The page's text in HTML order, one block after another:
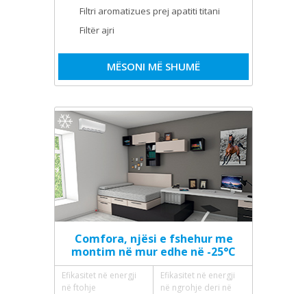
Filtri aromatizues prej apatiti titani
Filtër ajri
MËSONI MË SHUMË
Comfora, njësi e fshehur me
montim në mur edhe në -25°C​
Efikasitet në energji
në ftohje
Efikasitet në energji
në ngrohje deri në